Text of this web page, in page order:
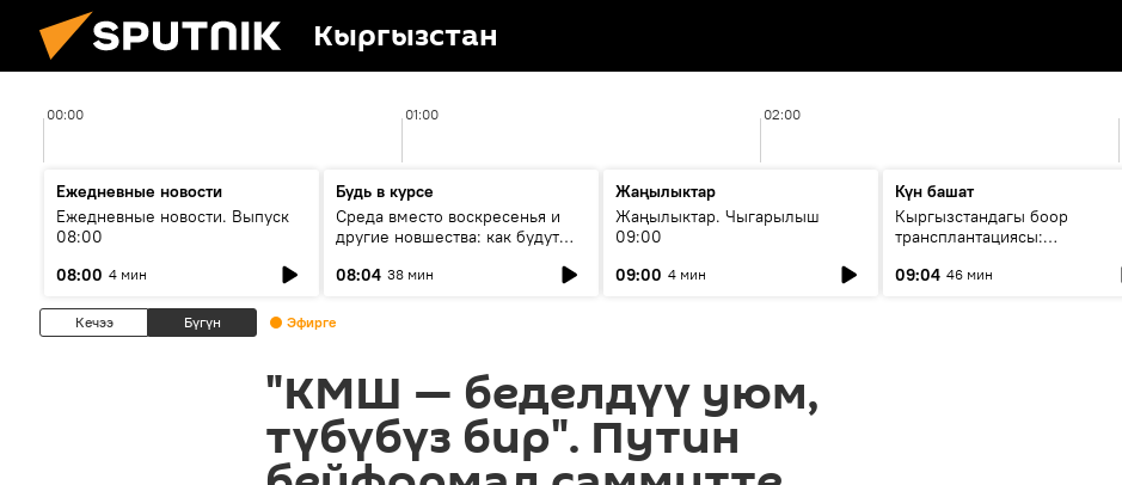
Кыргызстан
00:00 01:00 02:00
Ежедневные новости
Ежедневные новости. Выпуск
08:00
08:00 4 мин
Будь в курсе
Среда вместо воскресенья и
другие новшества: как будут
08:04 38 мин
Жаңылыктар
Жаңылыктар. Чыгарылыш
09:00
09:00 4 мин
Күн башат
Кыргызстандагы боор
трансплантациясы:
келечеги
09:04 46 мин
Кечээ Бүгүн Эфирге
"КМШ — беделдүү уюм,
түбүбүз бир". Путин